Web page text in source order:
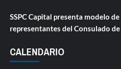
SSPC Capital presenta modelo
representantes del Consulado de
CALENDARIO